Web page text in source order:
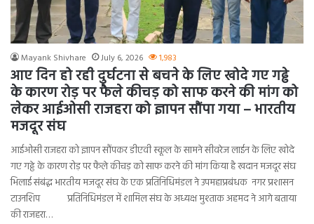
Mayank Shivhare July 6, 2026 1,983
आए दिन हो रही दुर्घटना से बचने के लिए खोदे गए गढ्ढे
के कारण रोड़ पर फैले कीचड़ को साफ करने की मांग को
लेकर आईओसी राजहरा को ज्ञापन सौंपा गया – भारतीय
मजदूर संघ
आईओसी राजहरा को ज्ञापन सौंपकर डीएवी स्कूल के सामने सीवरेज लाईन के लिए खोदे
गए गढ्ढे के कारण रोड़ पर फैले कीचड़ को साफ करने की मांग किया है खदान मजदूर संघ
भिलाई संबंद्ध भारतीय मजदूर संघ के एक प्रतिनिधिमंडल ने उपमहाप्रबंधक नगर प्रशासन
टाउनशिप प्रतिनिधिमंडल में शामिल संघ के अध्यक्ष मुश्ताक अहमद ने आगे बताया
की राजहरा…